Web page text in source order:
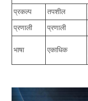
प्रकल्प
तपशील
प्रणाली
प्रणाली
भाषा एकाधिक